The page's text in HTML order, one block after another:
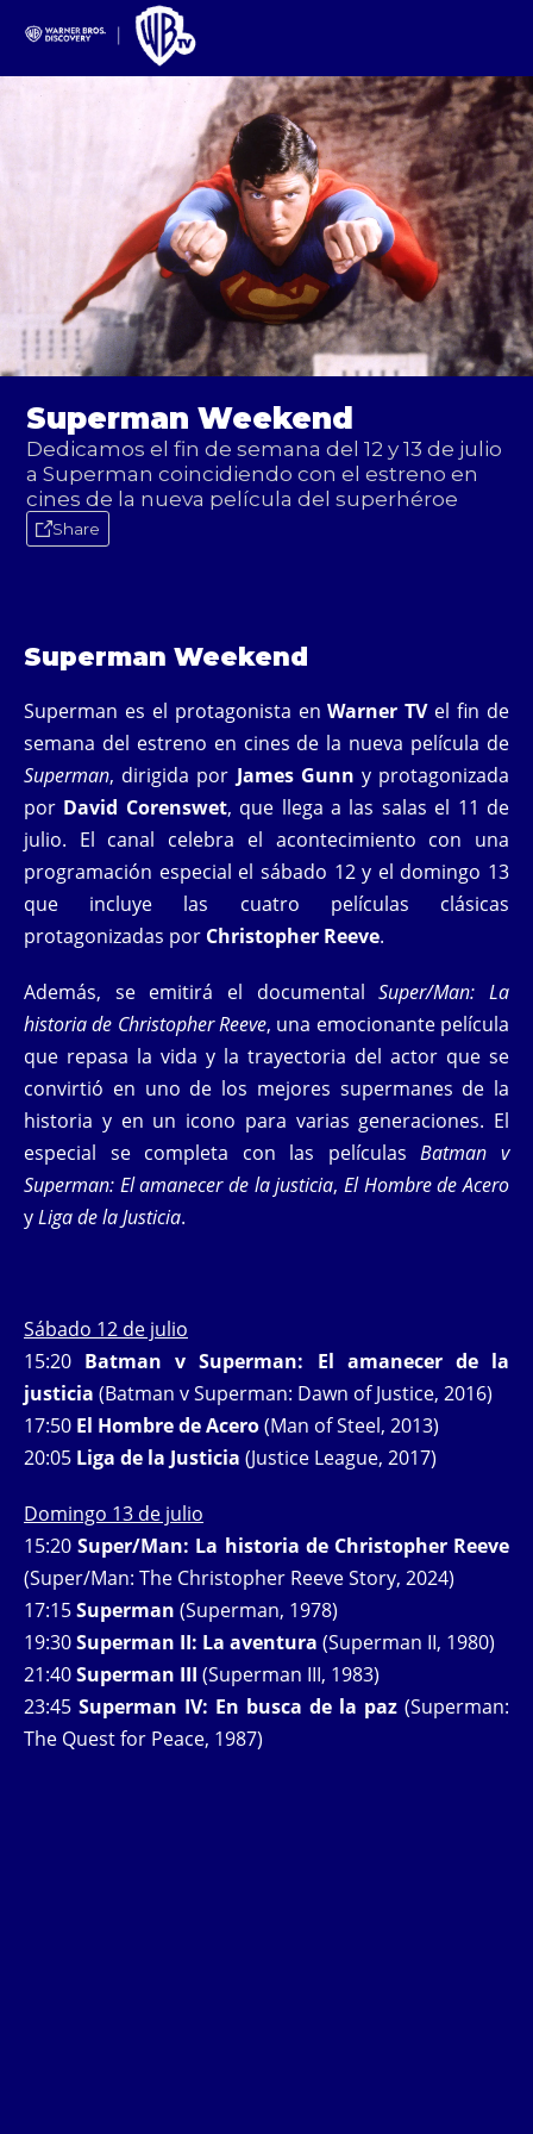
Superman Weekend
Dedicamos el fin de semana del 12 y 13 de julio
a Superman coincidiendo con el estreno en
cines de la nueva película del superhéroe
Share
Superman Weekend
Superman es el protagonista enWarner TV el fin de
semana del estreno en cines de la nueva película de
Superman, dirigida por James Gunn y protagonizada
por David Corenswet, que llega a las salas el 11 de
julio. El canal celebra el acontecimiento con una
programación especial el sábado 12 y el domingo 13
que incluye las cuatro películas clásicas
protagonizadas por Christopher Reeve.
Además, se emitirá el documentalSuper/Man: La
historia de Christopher Reeve, una emocionante película
que repasa la vida y la trayectoria del actor que se
convirtió en uno de los mejores supermanes de la
historia y en un icono para varias generaciones. El
especial se completa con las películasBatman v
Superman: El amanecer de la justicia,El Hombre de Acero
yLiga de la Justicia.
Sábado 12 de julio
15:20 Batman v Superman: El amanecer de la
justicia (Batman v Superman: Dawn of Justice, 2016)
17:50 El Hombre de Acero(Man of Steel, 2013)
20:05 Liga de la Justicia (Justice League, 2017)
Domingo 13 de julio
15:20Super/Man: La historia de Christopher Reeve
(Super/Man: The Christopher Reeve Story, 2024)
17:15Superman (Superman, 1978)
19:30Superman II: La aventura (Superman II, 1980)
21:40Superman III (Superman III, 1983)
23:45 Superman IV: En busca de la paz (Superman:
The Quest for Peace, 1987)